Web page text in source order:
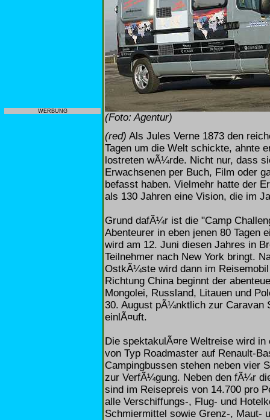
WERBUNG
(Foto: Agentur)
(red) Als Jules Verne 1873 den
Tagen um die Welt schickte, ahnte
lostreten wÃ¼rde. Nicht nur, dass
Erwachsenen per Buch, Film oder
befasst haben. Vielmehr hatte der
als 130 Jahren eine Vision, die im
Grund dafÃ¼r ist die "Camp
Abenteurer in eben jenen 80 Tagen
wird am 12. Juni diesen Jahres in
Teilnehmer nach New York bringt.
OstkÃ¼ste wird dann im
Richtung China beginnt der
Mongolei, Russland, Litauen und
30. August pÃ¼nktlich zur Caravan
einlÃ¤uft.
Die spektakulÃ¤re Weltreise wird
von Typ Roadmaster auf Renault-
Campingbussen stehen neben vier
zur VerfÃ¼gung. Neben den fÃ¼r
sind im Reisepreis von 14.700 pro
alle Verschiffungs-, Flug- und
Schmiermittel sowie Grenz-, Maut-